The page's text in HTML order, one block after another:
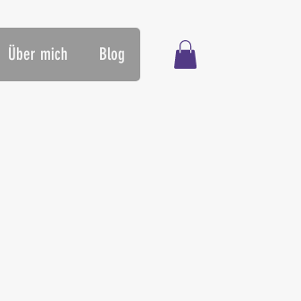
Über mich Blog